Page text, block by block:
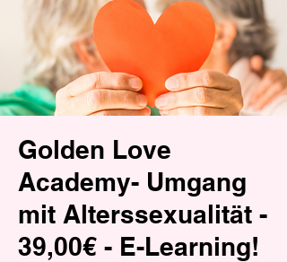
Golden Love
Academy- Umgang
mit Alterssexualität -
39,00€ - E-Learning!